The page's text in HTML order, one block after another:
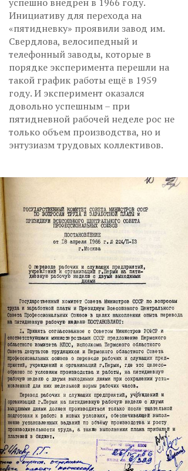
успешно внедрен в 1966 году.
Инициативу для перехода на
«пятидневку» проявили завод им.
Свердлова, велосипедный и
телефонный заводы, которые в
порядке эксперимента перешли на
такой график работы ещё в 1959
году. И эксперимент оказался
довольно успешным – при
пятидневной рабочей неделе рос не
только объем производства, но и
энтузиазм трудовых коллективов.